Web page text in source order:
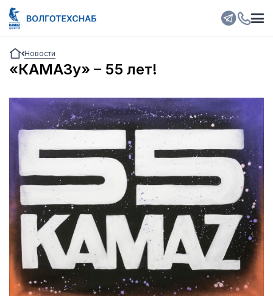
Новости
«КАМАЗу» – 55 лет!